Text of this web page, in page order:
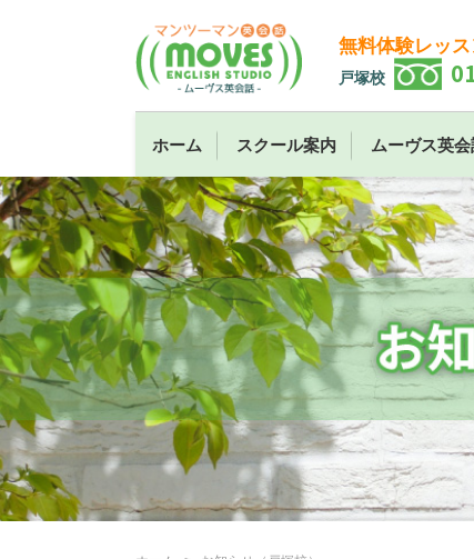
無料体験レッ
戸塚校
ホーム スクール案内 ムーヴス英